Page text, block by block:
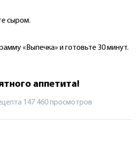
сыром.
«Выпечка» и готовьте 30 минут.
аппетита!
147 460 просмотров